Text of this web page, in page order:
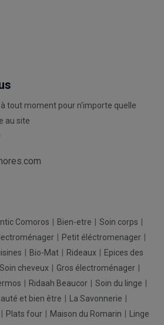
tout moment pour n'importe quelle
au site
Comoros Bien-etre
Soin corps
Petit éléctromenager
Bio-Mat Rideaux
Epices des
Soin cheveux
Gros électroménager
Ridaah Beaucor
Soin du linge
et bien être
La Savonnerie
Plats four Maison du Romarin
Linge